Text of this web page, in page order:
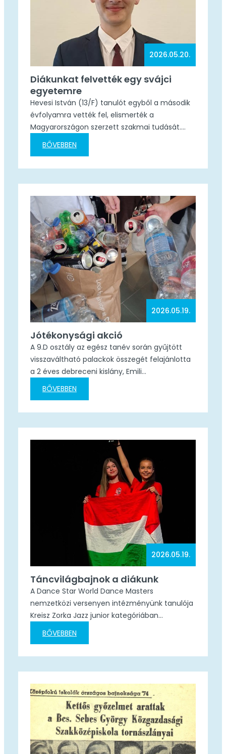
2026.05.20.
Diákunkat felvették egy svájci
egyetemre
Hevesi István (13/F) tanulót egyből a második
évfolyamra vették fel, elismerték a
Magyarországon szerzett szakmai tudását.
Három éve dolgozol Svájcban a nyári
szünetekben. Hogy kerültél ki? Beat Wicki, az
egy kéthetes továbbképzési kurzus, ezután a
svájci…
BŐVEBBEN
2026.05.19.
Jótékonysági akció
A 9.D osztály az egész tanév során gyűjtött
visszaváltható palackok összegét felajánlotta
a 2 éves debreceni kislány, Emili
gyógykezelésének támogatására az Emili
Szárnyai Alapítvány közreműködésével. Emili
reményt a fejlődésben és a szebb jövő felé
vezető úton. Büszkék vagyunk diákjainkra,…
BŐVEBBEN
2026.05.19.
Táncvilágbajnok a diákunk
A Dance Star World Dance Masters
nemzetközi versenyen intézményünk tanulója
Kreisz Zorka Jazz junior kategóriában
quartettben világbajnok lett. A Jazz Youth
kategóriában formációban profi ligában
és Uhrin Luca (11/B). Jazz youth kategóriában
duóban Kreisz…
BŐVEBBEN